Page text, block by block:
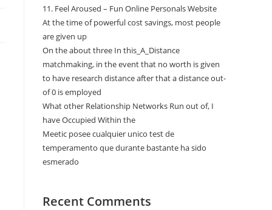
11. Feel Aroused – Fun Online Personals Website
At the time of powerful cost savings, most people
are given up
On the about three In this_A_Distance
matchmaking, in the event that no worth is given
to have research distance after that a distance out-
of 0 is employed
What other Relationship Networks Run out of, I
have Occupied Within the
Meetic posee cualquier unico test de
temperamento que durante bastante ha sido
esmerado
Recent Comments